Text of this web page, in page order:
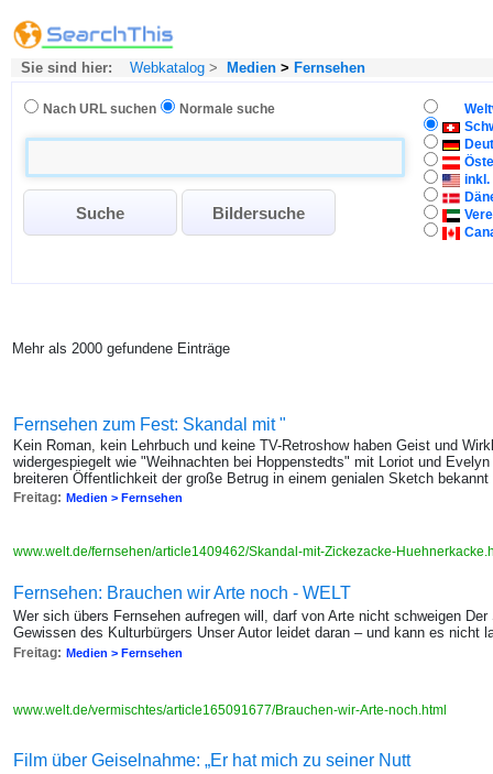
Sie sind hier: Webkatalog > Medien > Fernsehen
Nach URL suchen Normale suche
inkl.
Mehr als 2000 gefundene Einträge
Fernsehen zum Fest: Skandal mit "
Kein Roman, kein Lehrbuch und keine TV-Retroshow haben Geist und
widergespiegelt wie "Weihnachten bei Hoppenstedts" mit Loriot und
breiteren Öffentlichkeit der große Betrug in einem genialen Sketch bekannt
Freitag: Medien > Fernsehen
www.welt.de/fernsehen/article1409462/Skandal-mit-Zickezacke-
Fernsehen: Brauchen wir Arte noch - WELT
Wer sich übers Fernsehen aufregen will, darf von Arte nicht schweigen
Gewissen des Kulturbürgers Unser Autor leidet daran – und kann es nicht
Freitag: Medien > Fernsehen
www.welt.de/vermischtes/article165091677/Brauchen-wir-Arte-noch.html
Film über Geiselnahme: „Er hat mich zu seiner Nutt